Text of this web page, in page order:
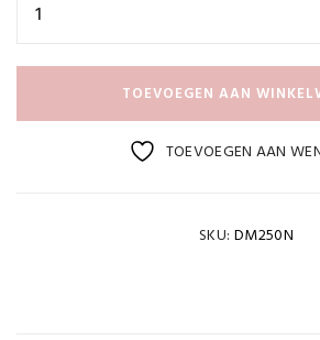
TOEVOEGEN AAN
TOEVOEGEN AAN
SKU: DM250N